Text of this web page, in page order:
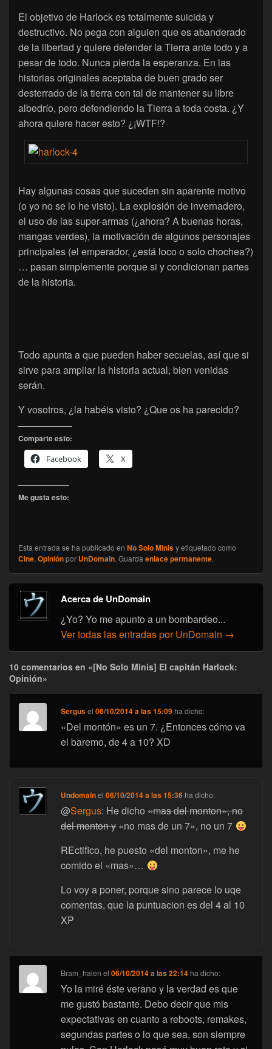
El objetivo de Harlock es totalmente suicida y
destructivo. No pega con alguien que es abanderado
de la libertad y quiere defender la Tierra ante todo y a
pesar de todo. Nunca pierda la esperanza. En las
historias originales aceptaba de buen grado ser
desterrado de la tierra con tal de mantener su libre
albedrío, pero defendiendo la Tierra a toda costa. ¿Y
ahora quiere hacer esto? ¿¡WTF!?
Hay algunas cosas que suceden sin aparente motivo
(o yo no se lo he visto). La explosión de invernadero,
el uso de las super-armas (¿ahora? A buenas horas,
mangas verdes), la motivación de algunos personajes
principales (el emperador, ¿está loco o solo chochea?)
… pasan simplemente porque si y condicionan partes
de la historia.
Todo apunta a que pueden haber secuelas, así que si
sirve para ampliar la historia actual, bien venidas
serán.
Y vosotros, ¿la habéis visto? ¿Que os ha parecido?
Comparte esto:
Facebook
X
Me gusta esto:
Esta entrada se ha publicado en No Solo Minisy etiquetado como
Cine, Opiniónpor UnDomain. Guarda enlace permanente.
Acerca de UnDomain
¿Yo? Yo me apunto a un bombardeo...
Ver todas las entradas por UnDomain →
10 comentarios en «[No Solo Minis] El capitán Harlock:
Opinión»
Sergusel06/10/2014 a las 15:09 ha dicho:
«Del montón» es un 7. ¿Entonces cómo va
el baremo, de 4 a 10? XD
Undomainel06/10/2014 a las 15:36 ha dicho:
@Sergus: He dicho«mas del monton», no
del monton y«no mas de un 7», no un 7
REctifico, he puesto «del monton», me he
comido el «mas»…
Lo voy a poner, porque sino parece lo uqe
comentas, que la puntuacion es del 4 al 10
XP
Bram_halen el06/10/2014 a las 22:14 ha dicho:
Yo la miré éste verano y la verdad es que
me gustó bastante. Debo decir que mis
expectativas en cuanto a reboots, remakes,
segundas partes o lo que sea, son siempre